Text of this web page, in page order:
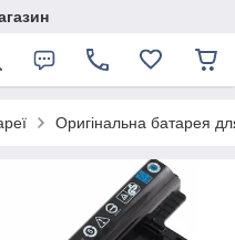
Оригінальна батарея